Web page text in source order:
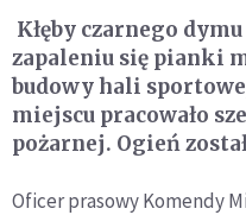
Kłęby czarnego
zapaleniu się pianki
budowy hali
miejscu pracowało
pożarnej. Ogień
Oficer prasowy Komendy